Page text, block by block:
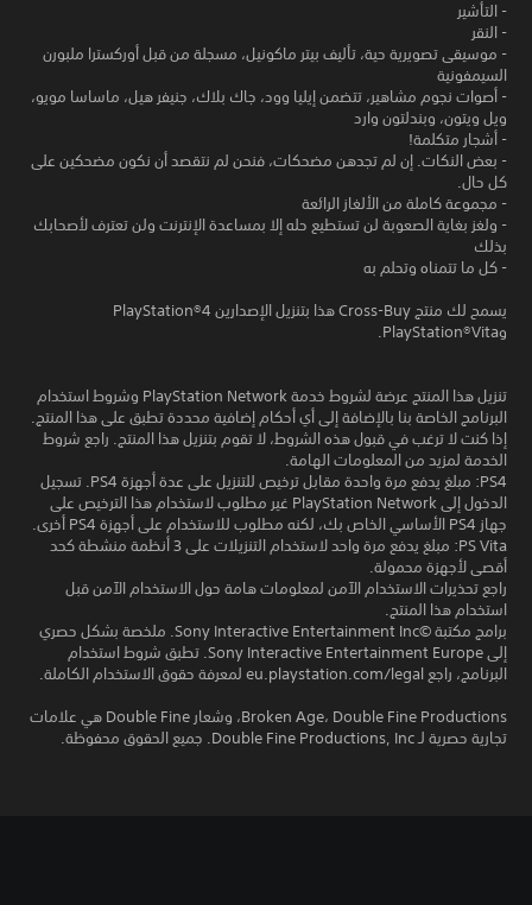
- التأشير
- النقر
- موسيقى تصويرية حية، تأليف بيتر ماكونيل، مسجلة من قبل أوركسترا ملبورن
السيمفونية
- أصوات نجوم مشاهير، تتضمن إيليا وود، جاك بلاك، جنيفر هيل، ماساسا مويو،
ويل ويتون، وبندلتون وارد
- أشجار متكلمة!
- بعض النكات. إن لم تجدهن مضحكات، فنحن لم نتقصد أن نكون مضحكين على
كل حال.
- مجموعة كاملة من الألغاز الرائعة
- ولغز بغاية الصعوبة لن تستطيع حله إلا بمساعدة الإنترنت ولن تعترف لأصحابك
بذلك
- كل ما تتمناه وتحلم به
يسمح لك منتج Cross-Buy هذا بتنزيل الإصدارين PlayStation®4
وPlayStation®Vita.
تنزيل هذا المنتج عرضة لشروط خدمة PlayStation Network وشروط استخدام
البرنامج الخاصة بنا بالإضافة إلى أي أحكام إضافية محددة تطبق على هذا المنتج.
إذا كنت لا ترغب في قبول هذه الشروط، لا تقوم بتنزيل هذا المنتج. راجع شروط
الخدمة لمزيد من المعلومات الهامة.
PS4: مبلغ يدفع مرة واحدة مقابل ترخيص للتنزيل على عدة أجهزة PS4. تسجيل
الدخول إلى PlayStation Network غير مطلوب لاستخدام هذا الترخيص على
جهاز PS4 الأساسي الخاص بك، لكنه مطلوب للاستخدام على أجهزة PS4 أخرى.
PS Vita: مبلغ يدفع مرة واحد لاستخدام التنزيلات على 3 أنظمة منشطة كحد
أقصى لأجهزة محمولة.
راجع تحذيرات الاستخدام الآمن لمعلومات هامة حول الاستخدام الآمن قبل
استخدام هذا المنتج.
برامج مكتبة ©Sony Interactive Entertainment Inc. ملخصة بشكل حصري
إلى Sony Interactive Entertainment Europe. تطبق شروط استخدام
البرنامج، راجع eu.playstation.com/legal لمعرفة حقوق الاستخدام الكاملة.
Broken Age، Double Fine Productions، وشعار Double Fine هي علامات
تجارية حصرية لـ Double Fine Productions, Inc. جميع الحقوق محفوظة.